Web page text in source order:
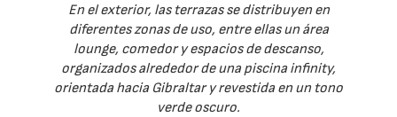
En el exterior, las terrazas se distribuyen en
diferentes zonas de uso, entre ellas un área
lounge, comedor y espacios de descanso,
organizados alrededor de una piscina infinity,
orientada hacia Gibraltar y revestida en un tono
verde oscuro.